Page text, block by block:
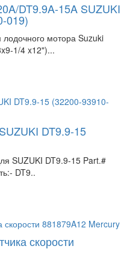
DT9.9A-15A SUZUKI
019)
мотора Suzuki
1/4 x12")...
DT9.9-15
SUZUKI DT9.9-15 Part.#
DT9..
скорости